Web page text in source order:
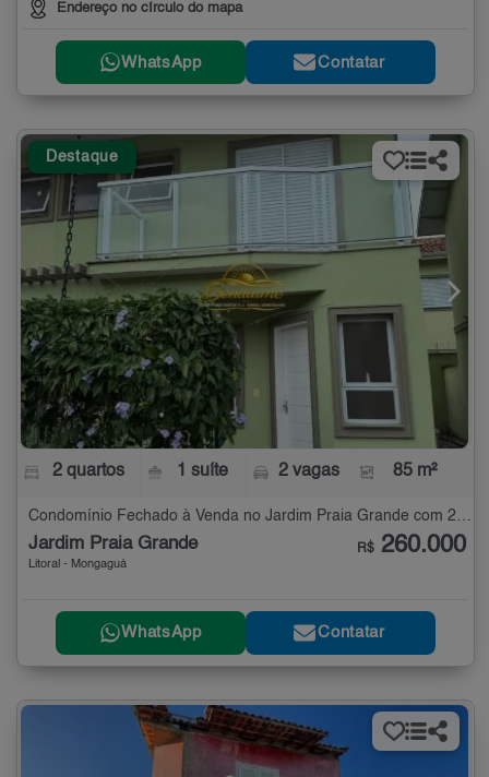
Endereço no círculo do mapa
WhatsApp Contatar
Destaque
2 quartos 1 suíte 2 vagas 85 m²
Condomínio Fechado à Venda no Jardim Praia Grande com 2 quartos - 85 m²
Jardim Praia Grande
Litoral - Mongaguá
R$ 260.000
WhatsApp Contatar